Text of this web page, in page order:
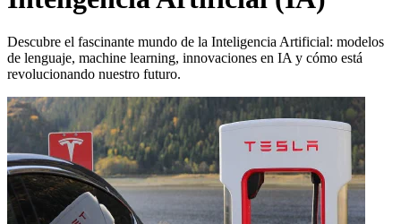
Descubre el fascinante mundo de la Inteligencia Artificial: modelos
de lenguaje, machine learning, innovaciones en IA y cómo está
revolucionando nuestro futuro.